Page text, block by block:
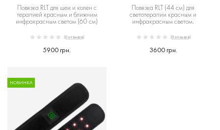
Повязка RLT для шеи и колен с
терапией красным и ближним
инфракрасным светом (60 см)
(0 отзывов)
5900 грн.
Повязка RLT (44 см) для
светотерапии красным и
инфракрасным светом.
(0 отзывов)
3600 грн.
НОВИНКА